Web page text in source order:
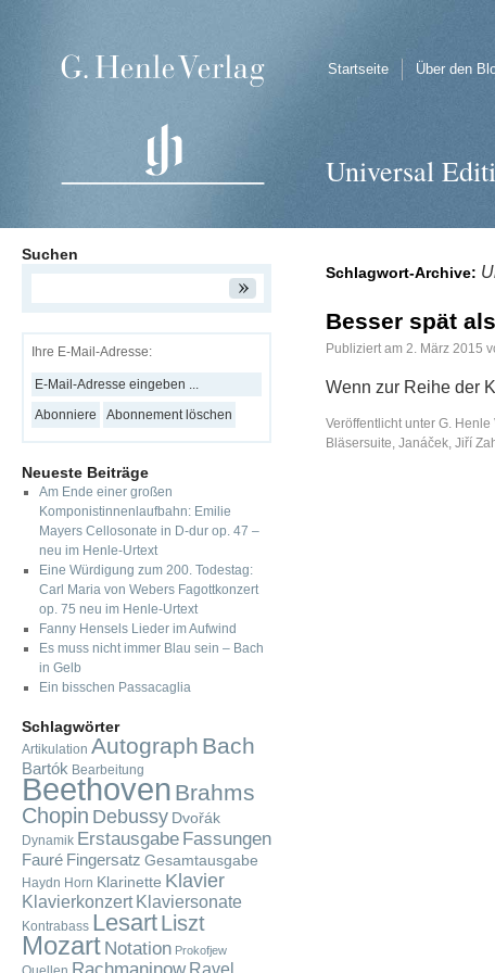
Startseite Über den
Universal
Schlagwort-Archive:
Besser spät
Publiziert am 2. März 2015
Wenn zur Reihe der
Veröffentlicht unter G. Henle
Bläsersuite, Janáček, Jiří
Suchen
Ihre E-Mail-Adresse:
Neueste Beiträge
Am Ende einer großen
Komponistinnenlaufbahn: Emilie
Mayers Cellosonate in D-dur op. 47 –
neu im Henle-Urtext
Eine Würdigung zum 200. Todestag:
Carl Maria von Webers Fagottkonzert
op. 75 neu im Henle-Urtext
Fanny Hensels Lieder im Aufwind
Es muss nicht immer Blau sein – Bach
in Gelb
Ein bisschen Passacaglia
Schlagwörter
Artikulation Autograph Bach
Bartók Bearbeitung
Beethoven Brahms
Chopin Debussy Dvořák
Dynamik Erstausgabe Fassungen
Fauré Fingersatz Gesamtausgabe
Haydn Horn Klarinette Klavier
Klavierkonzert Klaviersonate
Kontrabass LesartLiszt
Mozart Notation Prokofjew
Ravel